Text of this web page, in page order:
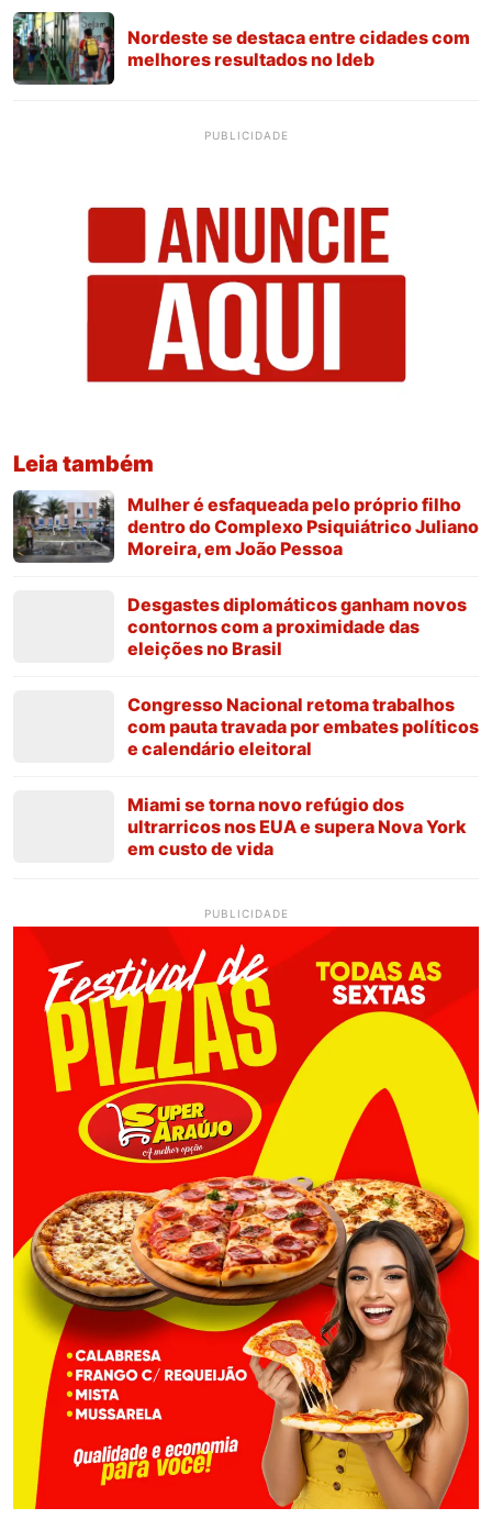
Nordeste se destaca entre cidades com
melhores resultados no Ideb
PUBLICIDADE
Leia também
Mulher é esfaqueada pelo próprio filho
dentro do Complexo Psiquiátrico Juliano
Moreira, em João Pessoa
Desgastes diplomáticos ganham novos
contornos com a proximidade das
eleições no Brasil
Congresso Nacional retoma trabalhos
com pauta travada por embates políticos
e calendário eleitoral
Miami se torna novo refúgio dos
ultrarricos nos EUA e supera Nova York
em custo de vida
PUBLICIDADE